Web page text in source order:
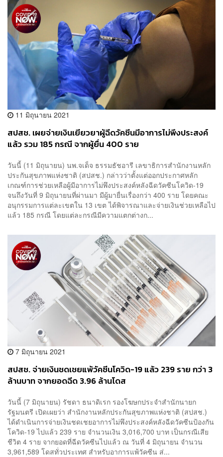
11 มิถุนายน 2021
สปสช. เผยจ่ายเงินเยียวยาผู้ฉีดวัคซีนมีอาการไม่พึงประสงค์
แล้ว รวม 185 กรณี จากผู้ยื่น 400 ราย
วันนี้ (11 มิถุนายน) นพ.จเด็จ ธรรมธัชอารี เลขาธิการสำนักงานหลัก
ประกันสุขภาพแห่งชาติ (สปสช.) กล่าวว่าตั้งแต่ออกประกาศหลัก
เกณฑ์การช่วยเหลือผู้มีอาการไม่พึงประสงค์หลังฉีดวัคซีนโควิด-19
จนถึงวันที่ 9 มิถุนายนที่ผ่านมา มีผู้มายื่นเรื่องกว่า 400 ราย โดยคณะ
อนุกรรมการแต่ละเขตใน 13 เขต ได้พิจารณาและจ่ายเงินช่วยเหลือไป
แล้ว 185 กรณี โดยแต่ละกรณีมีความแตกต่างก...
7 มิถุนายน 2021
สปสช. จ่ายเงินชดเชยแพ้วัคซีนโควิด-19 แล้ว 239 ราย กว่า 3
ล้านบาท จากยอดฉีด 3.96 ล้านโดส
วันนี้ (7 มิถุนายน) รัชดา ธนาดิเรก รองโฆษกประจำสำนักนายก
รัฐมนตรี เปิดเผยว่า สำนักงานหลักประกันสุขภาพแห่งชาติ (สปสช.)
ได้ดำเนินการจ่ายเงินชดเชยอาการไม่พึงประสงค์หลังฉีดวัคซีนป้องกัน
โควิด-19 ไปแล้ว 239 ราย จำนวนเงิน 3,016,700 บาท เป็นกรณีเสีย
ชีวิต 4 ราย จากยอดที่ฉีดวัคซีนไปแล้ว ณ วันที่ 4 มิถุนายน จำนวน
3,961,589 โดสทั่วประเทศ สำหรับอาการแพ้วัคซีน ส่...